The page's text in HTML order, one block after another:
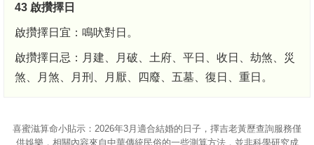
43 啟攢擇日
啟攢擇日宜：鳴吠對日。
啟攢擇日忌：月建、月破、土府、平日、收日、劫煞、災
煞、月煞、月刑、月厭、四廢、五墓、復日、重日。
喜蜜滋算命小貼示：2026年3月適合結婚的日子，擇吉老黃歷查詢服務僅
供娛樂，相關內容來自中華傳統民俗的一些測算方法，並非科學研究成